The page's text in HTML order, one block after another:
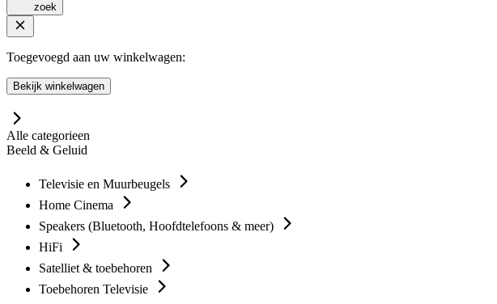
zoek
Toegevoegd aan uw winkelwagen:
Bekijk winkelwagen
Alle categorieen
Beeld & Geluid
Televisie en Muurbeugels
Home Cinema
Speakers (Bluetooth, Hoofdtelefoons & meer)
HiFi
Satelliet & toebehoren
Toebehoren Televisie